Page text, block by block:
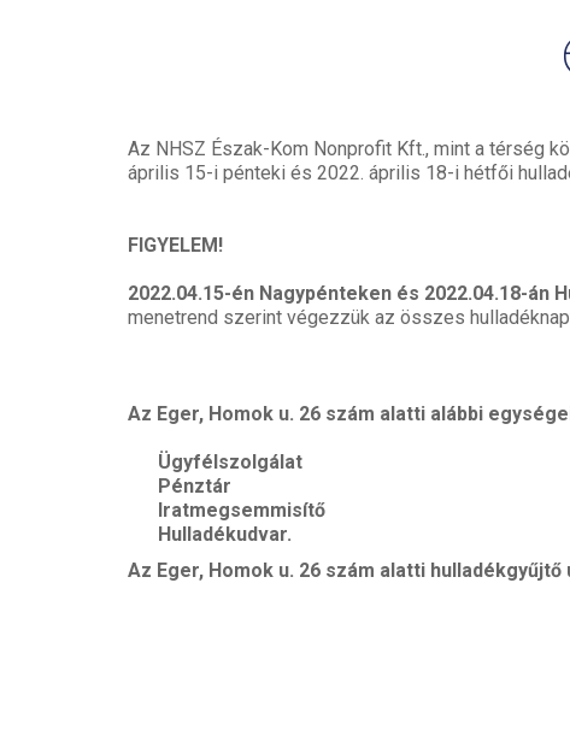
Az NHSZ Észak-Kom Nonprofit Kft., mint a térség
április 15-i pénteki és 2022. április 18-i hétfői
FIGYELEM!
2022.04.15-én Nagypénteken és 2022.04.18-
menetrend szerint végezzük az összes
Az Eger, Homok u. 26 szám alatti alábbi
Ügyfélszolgálat
Pénztár
Iratmegsemmisítő
Hulladékudvar.
Az Eger, Homok u. 26 szám alatti